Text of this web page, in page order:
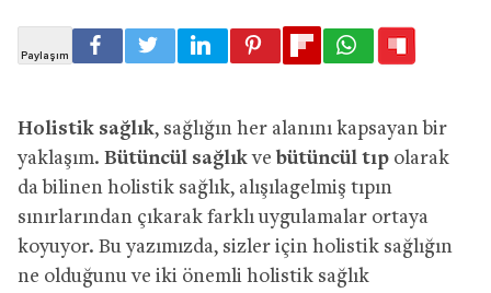
Holistik sağlık, sağlığın her alanını kapsayan bir
yaklaşım. Bütüncül sağlıkve bütüncül tıp olarak
da bilinen holistik sağlık, alışılagelmiş tıpın
sınırlarından çıkarak farklı uygulamalar ortaya
koyuyor. Bu yazımızda, sizler için holistik sağlığın
ne olduğunu ve iki önemli holistik sağlık